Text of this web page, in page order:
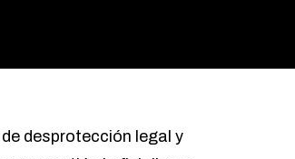
desprotección legal y